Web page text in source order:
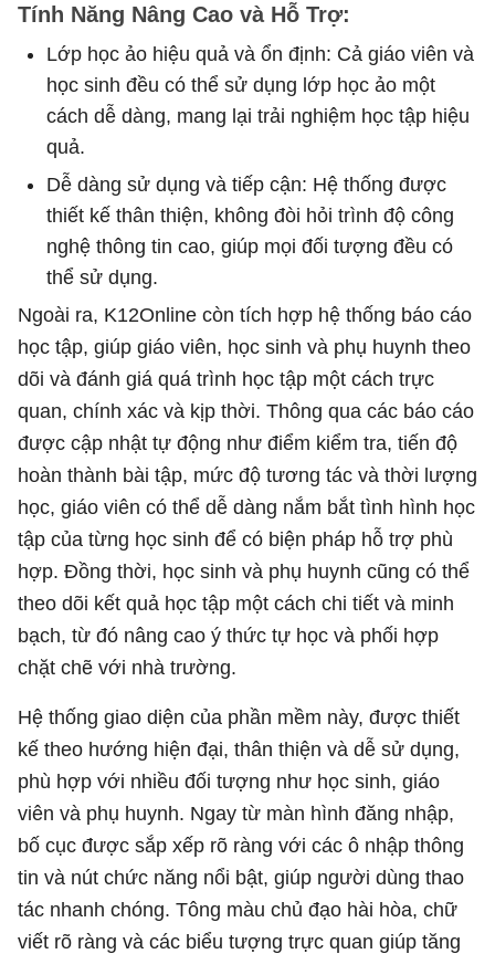
Tính Năng Nâng Cao và Hỗ Trợ:
Lớp học ảo hiệu quả và ổn định: Cả giáo viên và
học sinh đều có thể sử dụng lớp học ảo một
cách dễ dàng, mang lại trải nghiệm học tập hiệu
quả.
Dễ dàng sử dụng và tiếp cận: Hệ thống được
thiết kế thân thiện, không đòi hỏi trình độ công
nghệ thông tin cao, giúp mọi đối tượng đều có
thể sử dụng.
Ngoài ra, K12Online còn tích hợp hệ thống báo cáo
học tập, giúp giáo viên, học sinh và phụ huynh theo
dõi và đánh giá quá trình học tập một cách trực
quan, chính xác và kịp thời. Thông qua các báo cáo
được cập nhật tự động như điểm kiểm tra, tiến độ
hoàn thành bài tập, mức độ tương tác và thời lượng
học, giáo viên có thể dễ dàng nắm bắt tình hình học
tập của từng học sinh để có biện pháp hỗ trợ phù
hợp. Đồng thời, học sinh và phụ huynh cũng có thể
theo dõi kết quả học tập một cách chi tiết và minh
bạch, từ đó nâng cao ý thức tự học và phối hợp
chặt chẽ với nhà trường.
Hệ thống giao diện của phần mềm này, được thiết
kế theo hướng hiện đại, thân thiện và dễ sử dụng,
phù hợp với nhiều đối tượng như học sinh, giáo
viên và phụ huynh. Ngay từ màn hình đăng nhập,
bố cục được sắp xếp rõ ràng với các ô nhập thông
tin và nút chức năng nổi bật, giúp người dùng thao
tác nhanh chóng. Tông màu chủ đạo hài hòa, chữ
viết rõ ràng và các biểu tượng trực quan giúp tăng